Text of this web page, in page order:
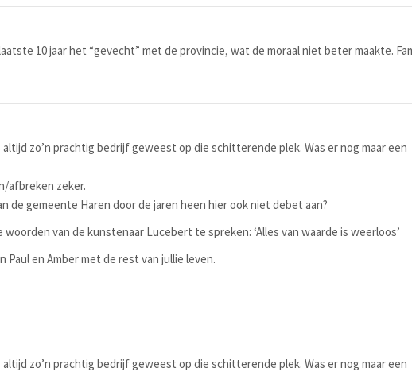
10 jaar het “gevecht” met de provincie, wat de moraal niet beter maakte.
zo’n prachtig bedrijf geweest op die schitterende plek. Was er nog maar een
afbreken zeker.
de gemeente Haren door de jaren heen hier ook niet debet aan?
van de kunstenaar Lucebert te spreken: ‘Alles van waarde is weerloos’
en Amber met de rest van jullie leven.
zo’n prachtig bedrijf geweest op die schitterende plek. Was er nog maar een